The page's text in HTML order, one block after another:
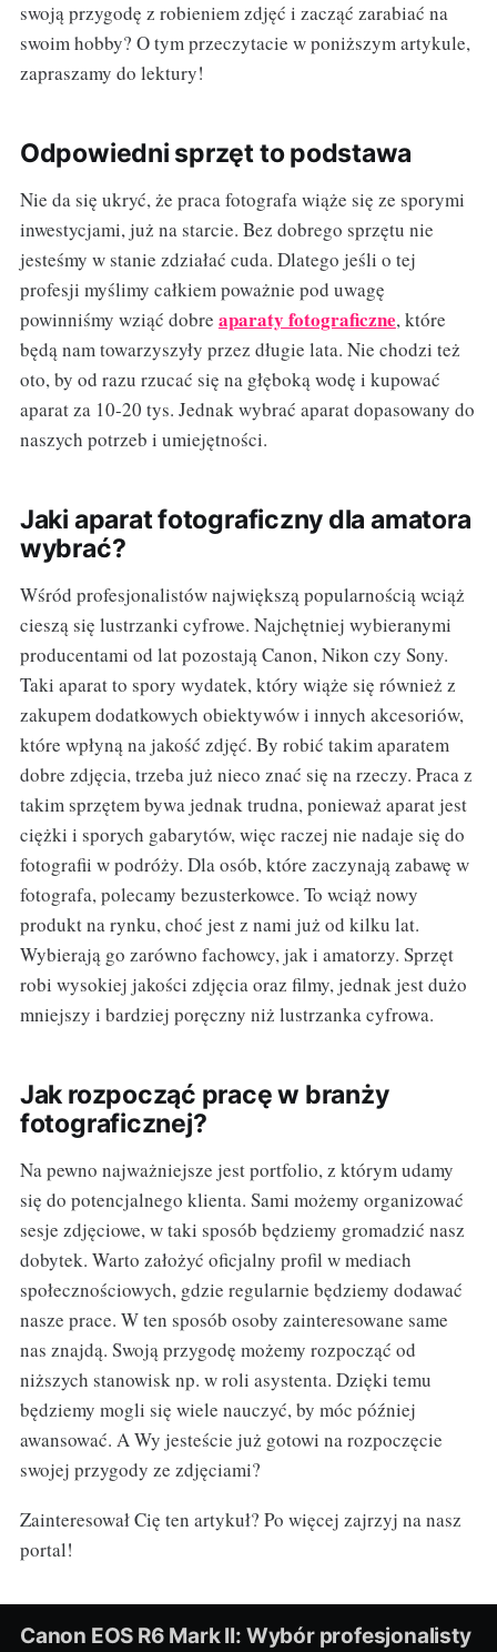
swoją przygodę z robieniem zdjęć i zacząć zarabiać na
swoim hobby? O tym przeczytacie w poniższym artykule,
zapraszamy do lektury!
Odpowiedni sprzęt to podstawa
Nie da się ukryć, że praca fotografa wiąże się ze sporymi
inwestycjami, już na starcie. Bez dobrego sprzętu nie
jesteśmy w stanie zdziałać cuda. Dlatego jeśli o tej
profesji myślimy całkiem poważnie pod uwagę
powinniśmy wziąć dobre aparaty fotograficzne, które
będą nam towarzyszyły przez długie lata. Nie chodzi też
oto, by od razu rzucać się na głęboką wodę i kupować
aparat za 10-20 tys. Jednak wybrać aparat dopasowany do
naszych potrzeb i umiejętności.
Jaki aparat fotograficzny dla amatora
wybrać?
Wśród profesjonalistów największą popularnością wciąż
cieszą się lustrzanki cyfrowe. Najchętniej wybieranymi
producentami od lat pozostają Canon, Nikon czy Sony.
Taki aparat to spory wydatek, który wiąże się również z
zakupem dodatkowych obiektywów i innych akcesoriów,
które wpłyną na jakość zdjęć. By robić takim aparatem
dobre zdjęcia, trzeba już nieco znać się na rzeczy. Praca z
takim sprzętem bywa jednak trudna, ponieważ aparat jest
ciężki i sporych gabarytów, więc raczej nie nadaje się do
fotografii w podróży. Dla osób, które zaczynają zabawę w
fotografa, polecamy bezusterkowce. To wciąż nowy
produkt na rynku, choć jest z nami już od kilku lat.
Wybierają go zarówno fachowcy, jak i amatorzy. Sprzęt
robi wysokiej jakości zdjęcia oraz filmy, jednak jest dużo
mniejszy i bardziej poręczny niż lustrzanka cyfrowa.
Jak rozpocząć pracę w branży
fotograficznej?
Na pewno najważniejsze jest portfolio, z którym udamy
się do potencjalnego klienta. Sami możemy organizować
sesje zdjęciowe, w taki sposób będziemy gromadzić nasz
dobytek. Warto założyć oficjalny profil w mediach
społecznościowych, gdzie regularnie będziemy dodawać
nasze prace. W ten sposób osoby zainteresowane same
nas znajdą. Swoją przygodę możemy rozpocząć od
niższych stanowisk np. w roli asystenta. Dzięki temu
będziemy mogli się wiele nauczyć, by móc później
awansować. A Wy jesteście już gotowi na rozpoczęcie
swojej przygody ze zdjęciami?
Zainteresował Cię ten artykuł? Po więcej zajrzyj na nasz
portal!
Canon EOS R6 Mark II: Wybór profesjonalisty